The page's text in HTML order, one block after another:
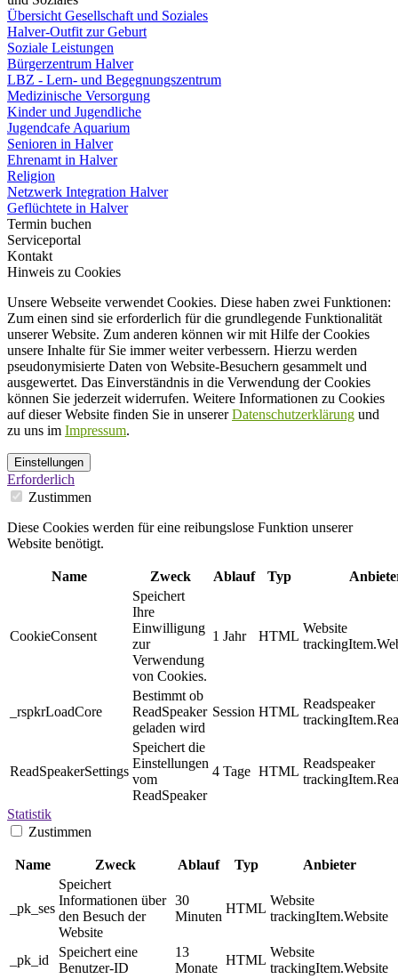
Übersicht Gesellschaft und Soziales
Halver-Outfit zur Geburt
Soziale Leistungen
Bürgerzentrum Halver
LBZ - Lern- und Begegnungszentrum
Medizinische Versorgung
Kinder und Jugendliche
Jugendcafe Aquarium
Senioren in Halver
Ehrenamt in Halver
Religion
Netzwerk Integration Halver
Geflüchtete in Halver
Termin buchen
Serviceportal
Kontakt
Hinweis zu Cookies
Unsere Webseite verwendet Cookies. Diese haben zwei Funktionen:
Zum einen sind sie erforderlich für die grundlegende Funktionalität
unserer Website. Zum anderen können wir mit Hilfe der Cookies
unsere Inhalte für Sie immer weiter verbessern. Hierzu werden
pseudonymisierte Daten von Website-Besuchern gesammelt und
ausgewertet. Das Einverständnis in die Verwendung der Cookies
können Sie jederzeit widerrufen. Weitere Informationen zu Cookies
auf dieser Website finden Sie in unsererDatenschutzerklärung und
zu uns im Impressum.
Einstellungen
Erforderlich
Zustimmen
Diese Cookies werden für eine reibungslose Funktion unserer
Website benötigt.
Name Zweck Ablauf Typ
CookieConsent
Speichert
Ihre
Einwilligung
zur
Verwendung
von Cookies.
1 Jahr HTML
Website
_rspkrLoadCore
Bestimmt ob
ReadSpeaker
geladen wird
Session HTML
Readspeaker
ReadSpeakerSettings
Speichert die
Einstellungen
vom
ReadSpeaker
4 Tage HTML
Readspeaker
Statistik
Zustimmen
Name Zweck Ablauf Typ Anbieter
_pk_ses
Speichert
Informationen über
den Besuch der
Website
30
Minuten
HTML
Website
trackingItem.Website
_pk_id
Speichert eine
Benutzer-ID
13
Monate
HTML
Website
trackingItem.Website